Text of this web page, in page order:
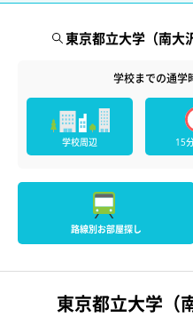
東京都立大学（南大
学校までの通学
学校周辺 15
路線別お部屋探し
東京都立大学（